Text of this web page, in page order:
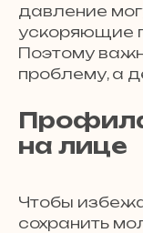
давление
ускоряющие
Поэтому
проблему, а
на лице
Чтобы
сохранить